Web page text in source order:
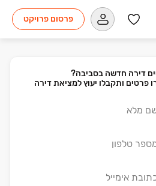
פרסום פרויקט
פרטים ותקבלו יעוץ למציאת דירה